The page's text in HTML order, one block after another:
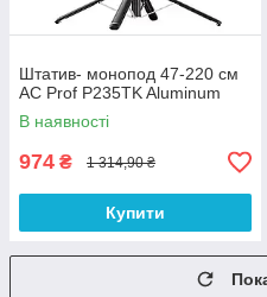
Штатив- монопод 47-220 см
AC Prof P235TK Aluminum
В наявності
974 ₴ 1 314,90 ₴
Купити